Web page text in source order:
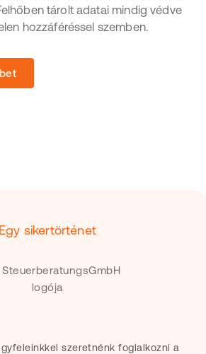
tárolt adatai mindig védve
hozzáféréssel szemben.
Egy sikertörténet
szeretnénk foglalkozni a